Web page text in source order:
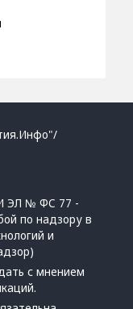
ЭЛ № ФС 77 -
по надзору в
и
с мнением